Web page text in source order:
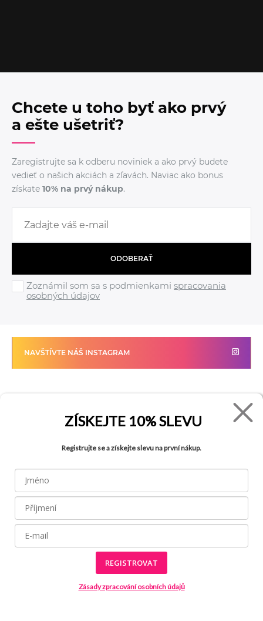
Chcete u toho byť ako prvý
a ešte ušetriť?
Zaregistrujte sa k odberu noviniek a ako prvý budete
vedieť o našich akciách a zľavách. Naviac ako bonus
získate 10% na prvý nákup.
ODOBERAŤ
Zoznámil som sa s podmienkami spracovania
osobných údajov
NAVŠTÍVTE NÁŠ INSTAGRAM
Kariéra
Obchody
Blog
Ako reklamovať tovar
Tabuľka veľkostí
Všetky práva vyhradené © 2026
ZÍSKEJTE 10% SLEVU
Registrujte se a získejte slevu na první nákup.
REGISTROVAT
Zásady zpracování osobních údajů